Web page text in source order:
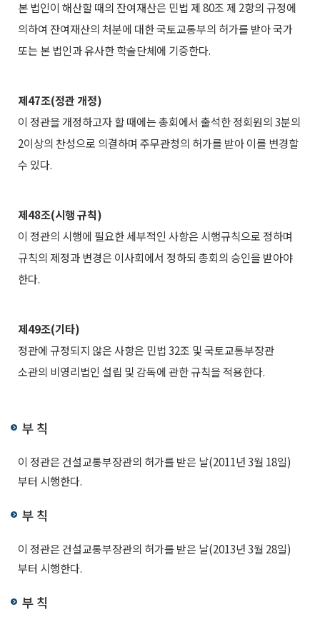
본 법인이 해산할 때의 잔여재산은 민법 제 80조 제 2항의 규정에
의하여 잔여재산의 처분에 대한 국토교통부의 허가를 받아 국가
또는 본 법인과 유사한 학술단체에 기증한다.
제47조(정관 개정)
이 정관을 개정하고자 할 때에는 총회에서 출석한 정회원의 3분의
2이상의 찬성으로 의결하며 주무관청의 허가를 받아 이를 변경할
수 있다.
제48조(시행 규칙)
이 정관의 시행에 필요한 세부적인 사항은 시행규칙으로 정하며
규칙의 제정과 변경은 이사회에서 정하되 총회의 승인을 받아야
한다.
제49조(기타)
정관에 규정되지 않은 사항은 민법 32조 및 국토교통부장관
소관의 비영리법인 설립 및 감독에 관한 규칙을 적용한다.
부 칙
이 정관은 건설교통부장관의 허가를 받은 날(2011년 3월 18일)
부터 시행한다.
부 칙
이 정관은 건설교통부장관의 허가를 받은 날(2013년 3월 28일)
부터 시행한다.
부 칙